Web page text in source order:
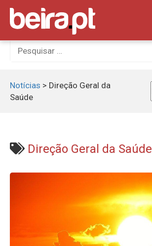
Skip
content
Procurar
por:
Notícias > Direção Geral da
Saúde
Direção Geral da Saúde